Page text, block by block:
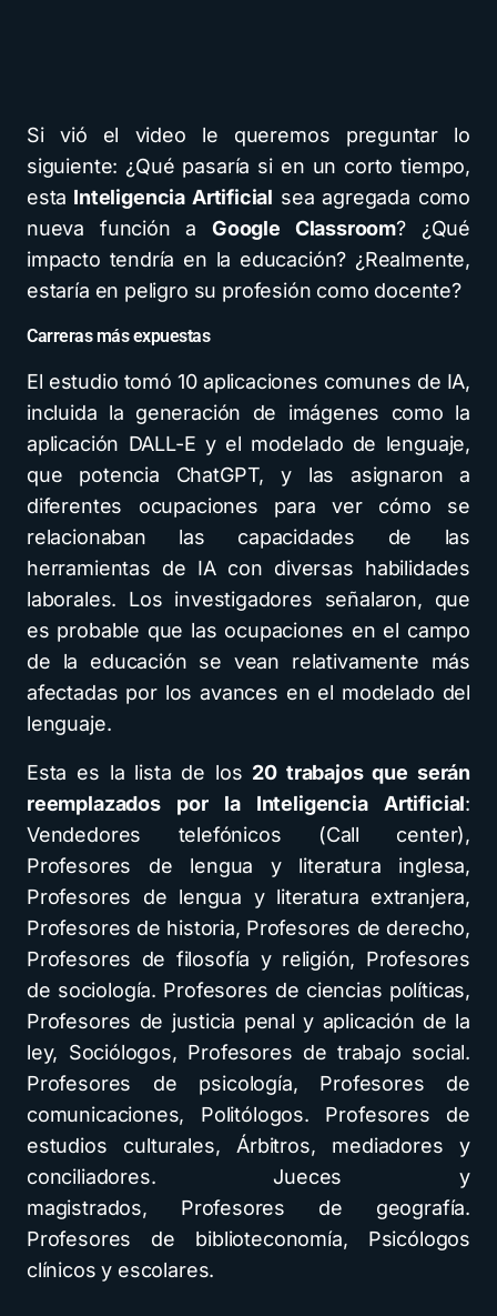
Si vió el video le queremos preguntar lo
siguiente: ¿Qué pasaría si en un corto tiempo,
esta Inteligencia Artificial sea agregada como
nueva función aGoogle Classroom? ¿Qué
impacto tendría en la educación? ¿Realmente,
estaría en peligro su profesión como docente?
Carreras más expuestas
El estudio tomó 10 aplicaciones comunes de IA,
incluida la generación de imágenes como la
aplicación DALL-E y el modelado de lenguaje,
que potencia ChatGPT, y las asignaron a
diferentes ocupaciones para ver cómo se
relacionaban las capacidades de las
herramientas de IA con diversas habilidades
laborales. Los investigadores señalaron, que
es probable que las ocupaciones en el campo
de la educación se vean relativamente más
afectadas por los avances en el modelado del
lenguaje.
Esta es la lista de los 20 trabajos que serán
reemplazados por la Inteligencia Artificial:
Vendedores telefónicos (Call center),
Profesores de lengua y literatura inglesa,
Profesores de lengua y literatura extranjera,
Profesores de historia, Profesores de derecho,
Profesores de filosofía y religión, Profesores
de sociología. Profesores de ciencias políticas,
Profesores de justicia penal y aplicación de la
ley, Sociólogos, Profesores de trabajo social.
Profesores de psicología, Profesores de
comunicaciones, Politólogos. Profesores de
estudios culturales, Árbitros, mediadores y
conciliadores. Jueces y
magistrados, Profesores de geografía.
Profesores de biblioteconomía, Psicólogos
clínicos y escolares.